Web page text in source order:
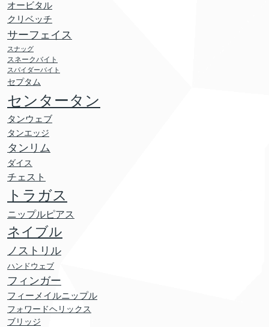
オービタル
クリベッチ
サーフェイス
スナッグ
スネークバイト
スパイダーバイト
セプタム
センタータン
タンウェブ
タンエッジ
タンリム
ダイス
チェスト
トラガス
ニップルピアス
ネイブル
ノストリル
ハンドウェブ
フィンガー
フィーメイルニップル
フォワードヘリックス
ブリッジ